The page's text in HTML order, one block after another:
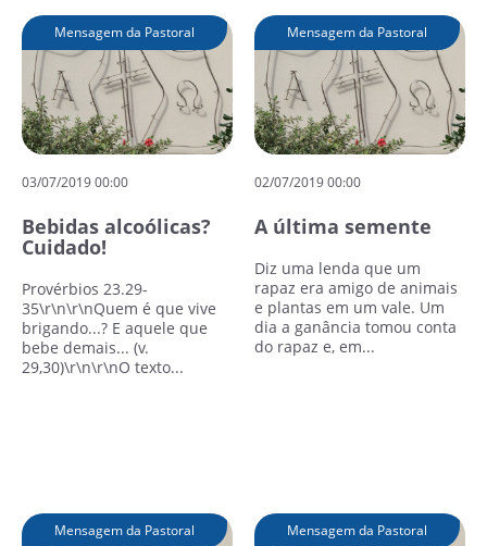
Mensagem da Pastoral
03/07/2019 00:00
Bebidas alcoólicas?
Cuidado!
Provérbios 23.29-
35\r\n\r\nQuem é que vive
brigando...? E aquele que
bebe demais... (v.
29,30)\r\n\r\nO texto...
Mensagem da Pastoral
02/07/2019 00:00
A última semente
Diz uma lenda que um
rapaz era amigo de animais
e plantas em um vale. Um
dia a ganância tomou conta
do rapaz e, em...
Mensagem da Pastoral Mensagem da Pastoral